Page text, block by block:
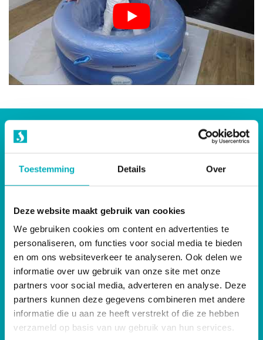
Toestemming Details Over
Deze website maakt gebruik van cookies
We gebruiken cookies om content en advertenties te
personaliseren, om functies voor social media te bieden
en om ons websiteverkeer te analyseren. Ook delen we
informatie over uw gebruik van onze site met onze
partners voor social media, adverteren en analyse. Deze
partners kunnen deze gegevens combineren met andere
informatie die u aan ze heeft verstrekt of die ze hebben
verzameld op basis van uw gebruik van hun services.
Kies jij voor een badbevalling?
bevallingspakket. Je bent zeker van een veilige en
hygiënische badbevalling en kunt gebruik maken van onze
unieke bevallingsgarantie.
BEVALLINGSBAD HUREN
TOCH LIEVER KOPEN?